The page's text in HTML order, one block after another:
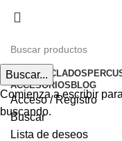
INICIOTECLADOS
ACCESORIOSBLOG
Acceso / Registro
Buscar
Lista de deseos
Buscar...
Comienza a escribir
buscando.